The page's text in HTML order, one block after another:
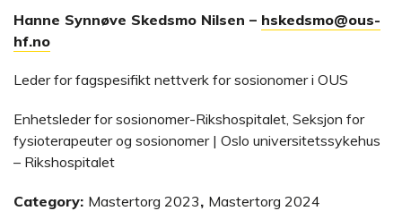
Hanne Synnøve Skedsmo Nilsen – hskedsmo@ous-
hf.no
Leder for fagspesifikt nettverk for sosionomer i OUS
Enhetsleder for sosionomer-Rikshospitalet, Seksjon for
fysioterapeuter og sosionomer | Oslo universitetssykehus
– Rikshospitalet
Category: Mastertorg 2023, Mastertorg 2024